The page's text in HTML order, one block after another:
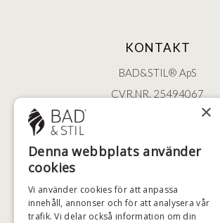
KONTAKT
BAD&STIL® ApS
CVR.NR. 25494067
ØSTERBROGADE 202
2100 KØBENHAVN •
+46 (0)79 008 12 60
×
Denna webbplats använder
cookies
Vi använder cookies för att anpassa
innehåll, annonser och för att analysera vår
trafik. Vi delar också information om din